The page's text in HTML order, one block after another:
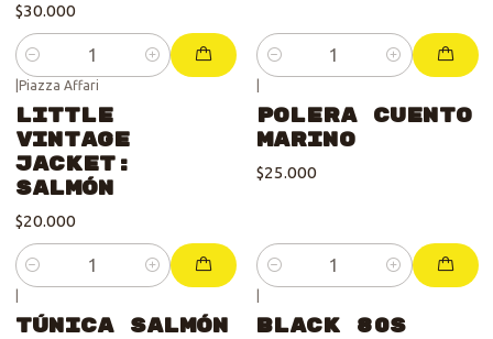
$30.000
Cantidad Cantidad
Piazza Affari
Little
Vintage
Jacket:
Salmón
$20.000
Cantidad
Polera Cuento
Marino
$25.000
Cantidad
Túnica Salmón Black 80s